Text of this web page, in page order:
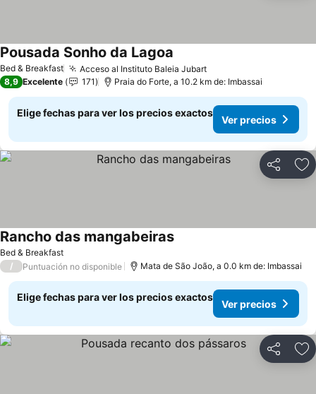
Bed & Breakfast Acceso al Instituto Baleia Jubart
Pousada Sonho da Lagoa
8,9 Excelente 171 Praia do Forte, a 10.2 km de: Imbassai
Elige fechas para ver los precios exactos
Ver precios
Compartir
Bed & Breakfast
Rancho das mangabeiras
/ Puntuación no disponible Mata de São João, a 0.0 km de: Imbassai
Elige fechas para ver los precios exactos
Ver precios
Compartir